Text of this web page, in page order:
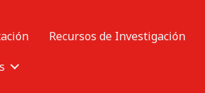
Recursos de Investigación